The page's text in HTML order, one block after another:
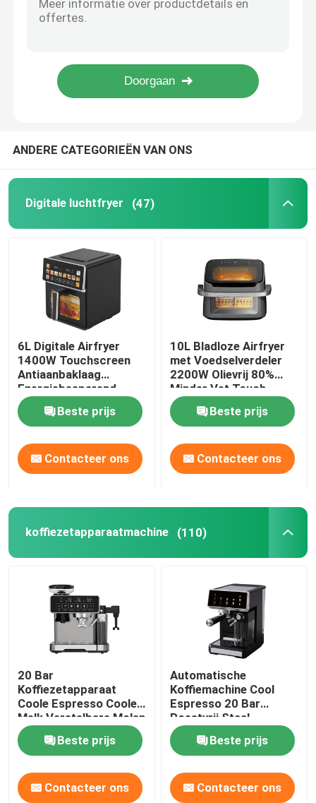
De Ovens van de luchtbraadpan
Elektrische persgrill
Stoomstalen
stoommachine voor kleding
Blender Chopper
Mensen persoonlijke verzorgingsproducten
Kleding IJzer
ANDERE CATEGORIEËN VAN ONS
Digitale luchtfryer (47)
6L Digitale Airfryer
1400W Touchscreen
Antiaanbaklaag
Energiebesparend
Huishoudelijk
Beste prijs
Contacteer ons
10L Bladloze Airfryer
met Voedselverdeler
2200W Olievrij 80%
Minder Vet Touch
Digitaal
Beste prijs
Contacteer ons
koffiezetapparaatmachine (110)
20 Bar
Koffiezetapparaat
Coole Espresso Coole
Melk Verstelbare Molen
Thuis
Beste prijs
Contacteer ons
Automatische
Koffiemachine Cool
Espresso 20 Bar
Roestvrij Staal
Cappuccino
Beste prijs
Contacteer ons